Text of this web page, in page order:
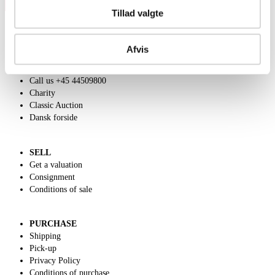
Tillad valgte
Afvis
Call us +45 44509800
Charity
Classic Auction
Dansk forside
SELL
Get a valuation
Consignment
Conditions of sale
PURCHASE
Shipping
Pick-up
Privacy Policy
Conditions of purchase